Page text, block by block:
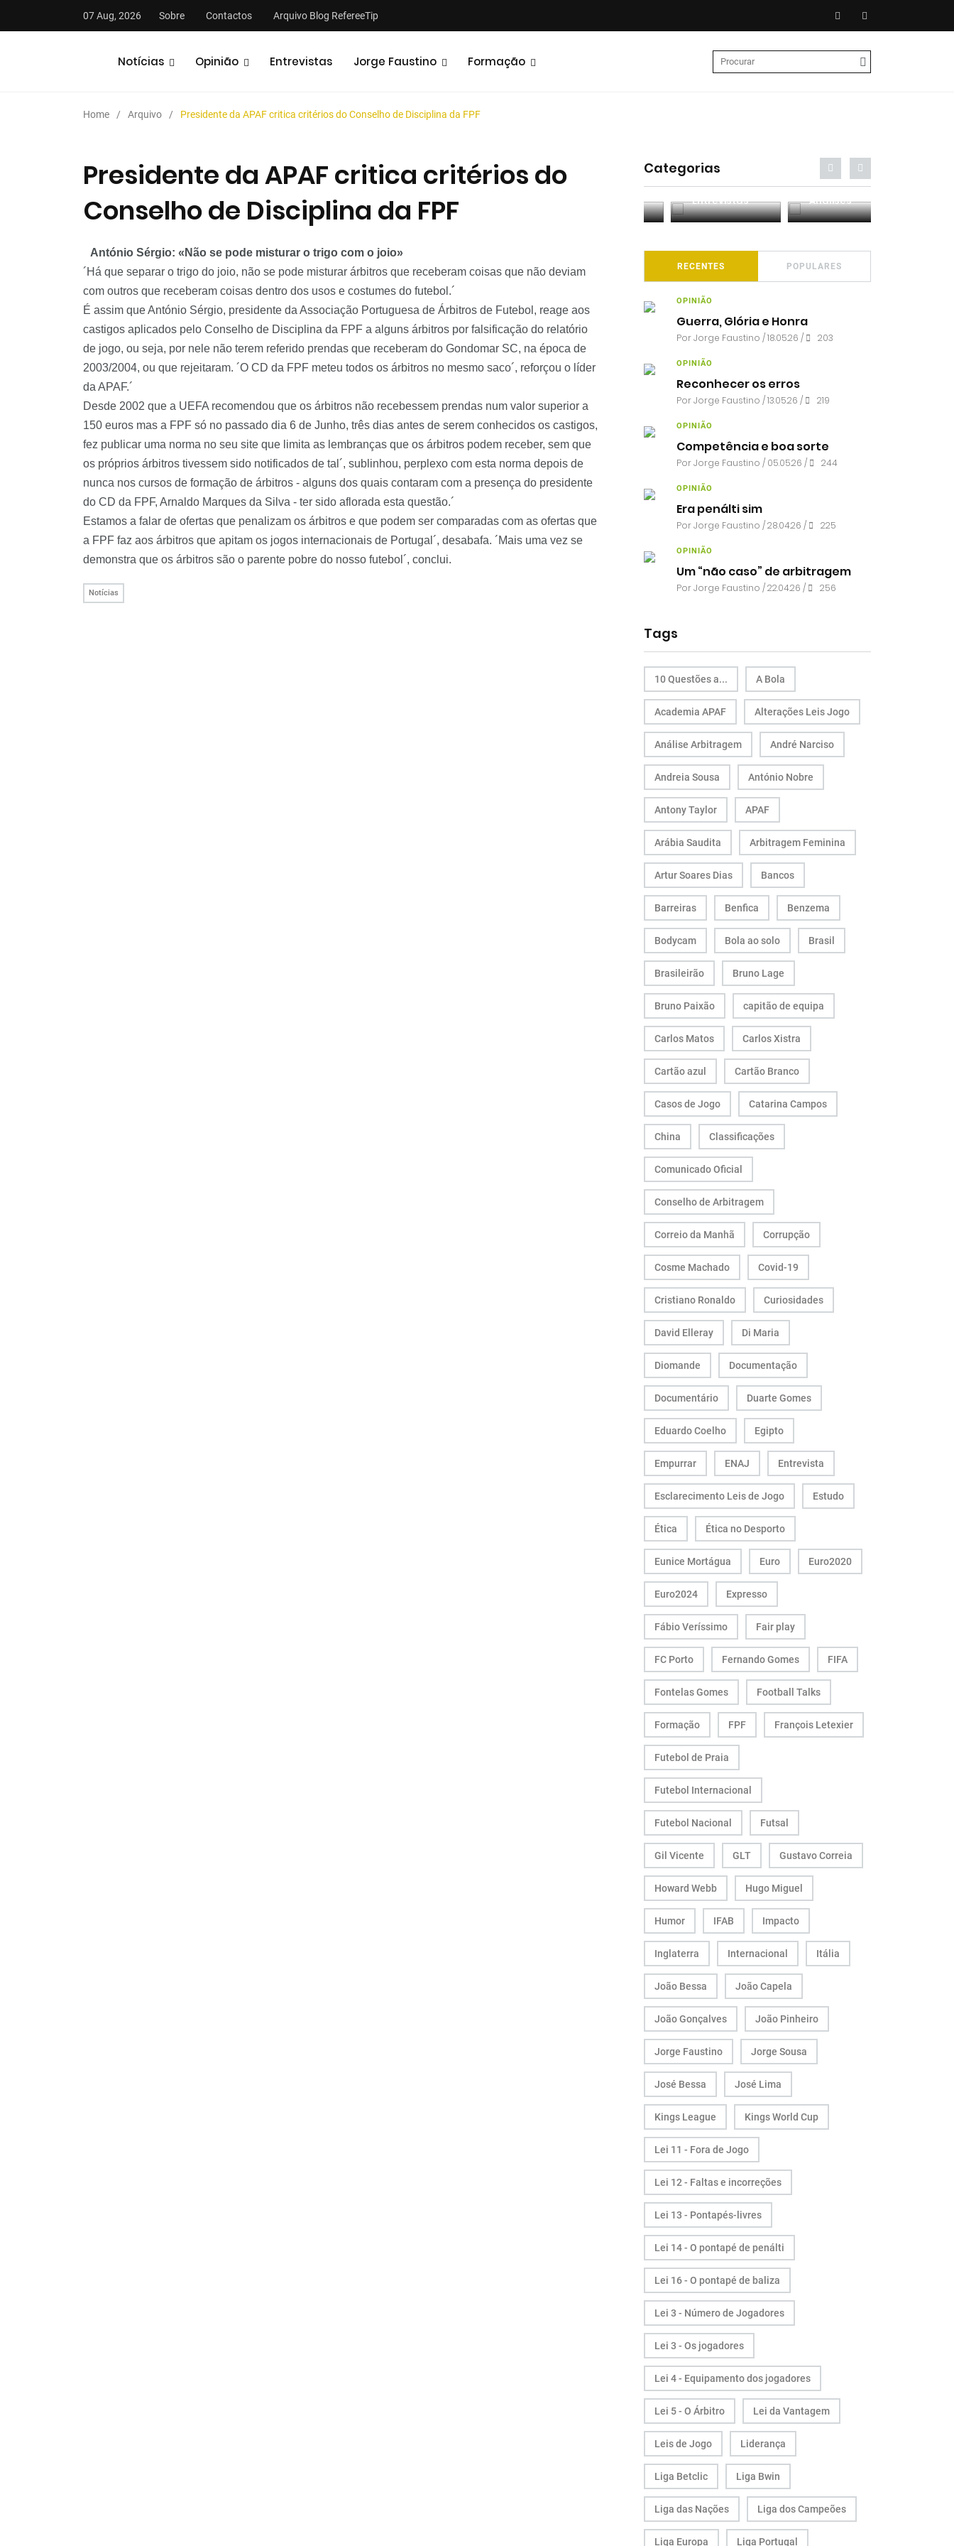
07 Aug, 2026 Sobre Contactos Arquivo Blog RefereeTip
Notícias Opinião Entrevistas Jorge Faustino Formação
Home Arquivo Presidente da APAF critica critérios do Conselho de Disciplina da FPF
Presidente da APAF critica critérios do
Conselho de Disciplina da FPF
António Sérgio: «Não se pode misturar o trigo com o joio»
´Há que separar o trigo do joio, não se pode misturar árbitros que receberam coisas que não deviam
com outros que receberam coisas dentro dos usos e costumes do futebol.´
É assim que António Sérgio, presidente da Associação Portuguesa de Árbitros de Futebol, reage aos
castigos aplicados pelo Conselho de Disciplina da FPF a alguns árbitros por falsificação do relatório
de jogo, ou seja, por nele não terem referido prendas que receberam do Gondomar SC, na época de
2003/2004, ou que rejeitaram. ´O CD da FPF meteu todos os árbitros no mesmo saco´, reforçou o líder
da APAF.´
Desde 2002 que a UEFA recomendou que os árbitros não recebessem prendas num valor superior a
150 euros mas a FPF só no passado dia 6 de Junho, três dias antes de serem conhecidos os castigos,
fez publicar uma norma no seu site que limita as lembranças que os árbitros podem receber, sem que
os próprios árbitros tivessem sido notificados de tal´, sublinhou, perplexo com esta norma depois de
nunca nos cursos de formação de árbitros - alguns dos quais contaram com a presença do presidente
do CD da FPF, Arnaldo Marques da Silva - ter sido aflorada esta questão.´
Estamos a falar de ofertas que penalizam os árbitros e que podem ser comparadas com as ofertas que
a FPF faz aos árbitros que apitam os jogos internacionais de Portugal´, desabafa. ´Mais uma vez se
demonstra que os árbitros são o parente pobre do nosso futebol´, conclui.
Notícias
Categorias
Análises Podcasts Notícias Entrevistas Análises
RECENTES POPULARES
OPINIÃO
Guerra, Glória e Honra
PorJorge Faustino / 18.05.26 / 203
OPINIÃO
Reconhecer os erros
PorJorge Faustino / 13.05.26 / 219
OPINIÃO
Competência e boa sorte
PorJorge Faustino / 05.05.26 / 244
OPINIÃO
Era penálti sim
PorJorge Faustino / 28.04.26 / 225
OPINIÃO
Um “não caso” de arbitragem
PorJorge Faustino / 22.04.26 / 256
Tags
10 Questões a... A Bola
Academia APAF Alterações Leis Jogo
Análise Arbitragem André Narciso
Andreia Sousa António Nobre
Antony Taylor APAF
Arábia Saudita Arbitragem Feminina
Artur Soares Dias Bancos
Barreiras Benfica Benzema
Bodycam Bola ao solo Brasil
Brasileirão Bruno Lage
Bruno Paixão capitão de equipa
Carlos Matos Carlos Xistra
Cartão azul Cartão Branco
Casos de Jogo Catarina Campos
China Classificações
Comunicado Oficial
Conselho de Arbitragem
Correio da Manhã Corrupção
Cosme Machado Covid-19
Cristiano Ronaldo Curiosidades
David Elleray Di Maria
Diomande Documentação
Documentário Duarte Gomes
Eduardo Coelho Egipto
Empurrar ENAJ Entrevista
Esclarecimento Leis de Jogo Estudo
Ética Ética no Desporto
Eunice Mortágua Euro Euro2020
Euro2024 Expresso
Fábio Veríssimo Fair play
FC Porto Fernando Gomes FIFA
Fontelas Gomes Football Talks
Formação FPF François Letexier
Futebol de Praia
Futebol Internacional
Futebol Nacional Futsal
Gil Vicente GLT Gustavo Correia
Howard Webb Hugo Miguel
Humor IFAB Impacto
Inglaterra Internacional Itália
João Bessa João Capela
João Gonçalves João Pinheiro
Jorge Faustino Jorge Sousa
José Bessa José Lima
Kings League Kings World Cup
Lei 11 - Fora de Jogo
Lei 12 - Faltas e incorreções
Lei 13 - Pontapés-livres
Lei 14 - O pontapé de penálti
Lei 16 - O pontapé de baliza
Lei 3 - Número de Jogadores
Lei 3 - Os jogadores
Lei 4 - Equipamento dos jogadores
Lei 5 - O Árbitro Lei da Vantagem
Leis de Jogo Liderança
Liga Betclic Liga Bwin
Liga das Nações Liga dos Campeões
Liga Europa Liga Portugal